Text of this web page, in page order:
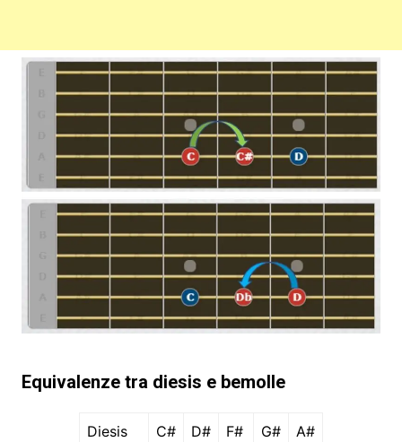
Equivalenze tra diesis e bemolle
Diesis C# D# F# G# A#